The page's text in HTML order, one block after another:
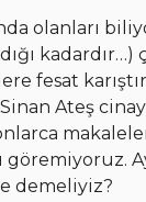
olanları
fesat
Ateş
göremiyoruz.
demeliyiz?